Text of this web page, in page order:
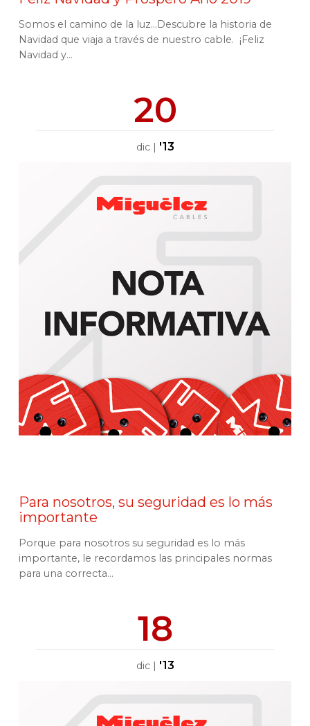
Somos el camino de la luz...Descubre la historia de
Navidad que viaja a través de nuestro cable. ¡Feliz
Navidad y...
20
dic| '13
Para nosotros, su seguridad es lo más
importante
Porque para nosotros su seguridad es lo más
importante, le recordamos las principales normas
para una correcta...
18
dic| '13